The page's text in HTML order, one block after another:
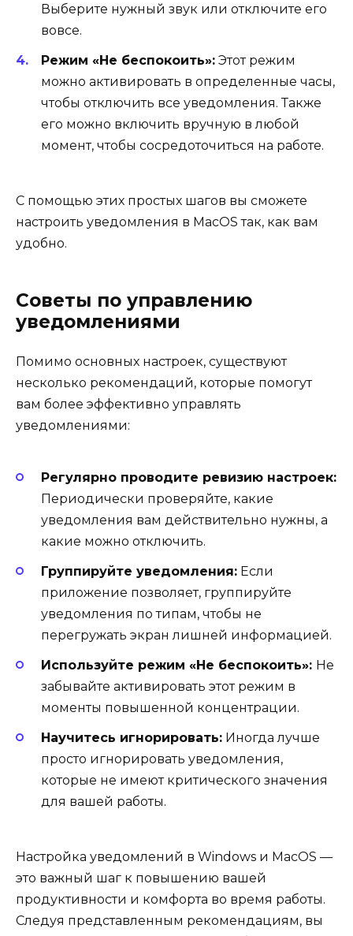
Выберите нужный звук или отключите его
вовсе.
Режим «Не беспокоить»: Этот режим
можно активировать в определенные часы,
чтобы отключить все уведомления. Также
его можно включить вручную в любой
момент, чтобы сосредоточиться на работе.
С помощью этих простых шагов вы сможете
настроить уведомления в MacOS так, как вам
удобно.
Советы по управлению
уведомлениями
Помимо основных настроек, существуют
несколько рекомендаций, которые помогут
вам более эффективно управлять
уведомлениями:
Регулярно проводите ревизию настроек:
Периодически проверяйте, какие
уведомления вам действительно нужны, а
какие можно отключить.
Группируйте уведомления: Если
приложение позволяет, группируйте
уведомления по типам, чтобы не
перегружать экран лишней информацией.
Используйте режим «Не беспокоить»: Не
забывайте активировать этот режим в
моменты повышенной концентрации.
Научитесь игнорировать: Иногда лучше
просто игнорировать уведомления,
которые не имеют критического значения
для вашей работы.
Настройка уведомлений в Windows и MacOS —
это важный шаг к повышению вашей
продуктивности и комфорта во время работы.
Следуя представленным рекомендациям, вы